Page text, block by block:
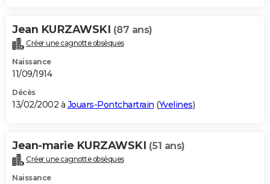
Jean KURZAWSKI (87 ans)
Créer une cagnotte obsèques
Naissance
11/09/1914
Décès
13/02/2002 à Jouars-Pontchartrain (Yvelines)
Jean-marie KURZAWSKI (51 ans)
Créer une cagnotte obsèques
Naissance